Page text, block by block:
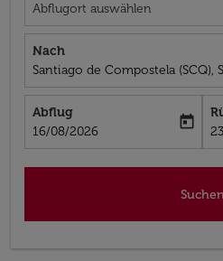
Abflugort auswählen
Nach
Santiago de Compostela (SCQ),
Abflug
fc-booking-departure-date-aria-
16/08/2026
today